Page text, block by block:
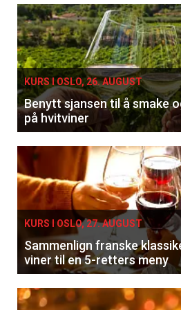
KURS I OSLO, 26. AUGUST
Benytt sjansen til å smake
på hvitviner
KURS I OSLO, 27. AUGUST
Sammenlign franske
viner til en 5-retters meny